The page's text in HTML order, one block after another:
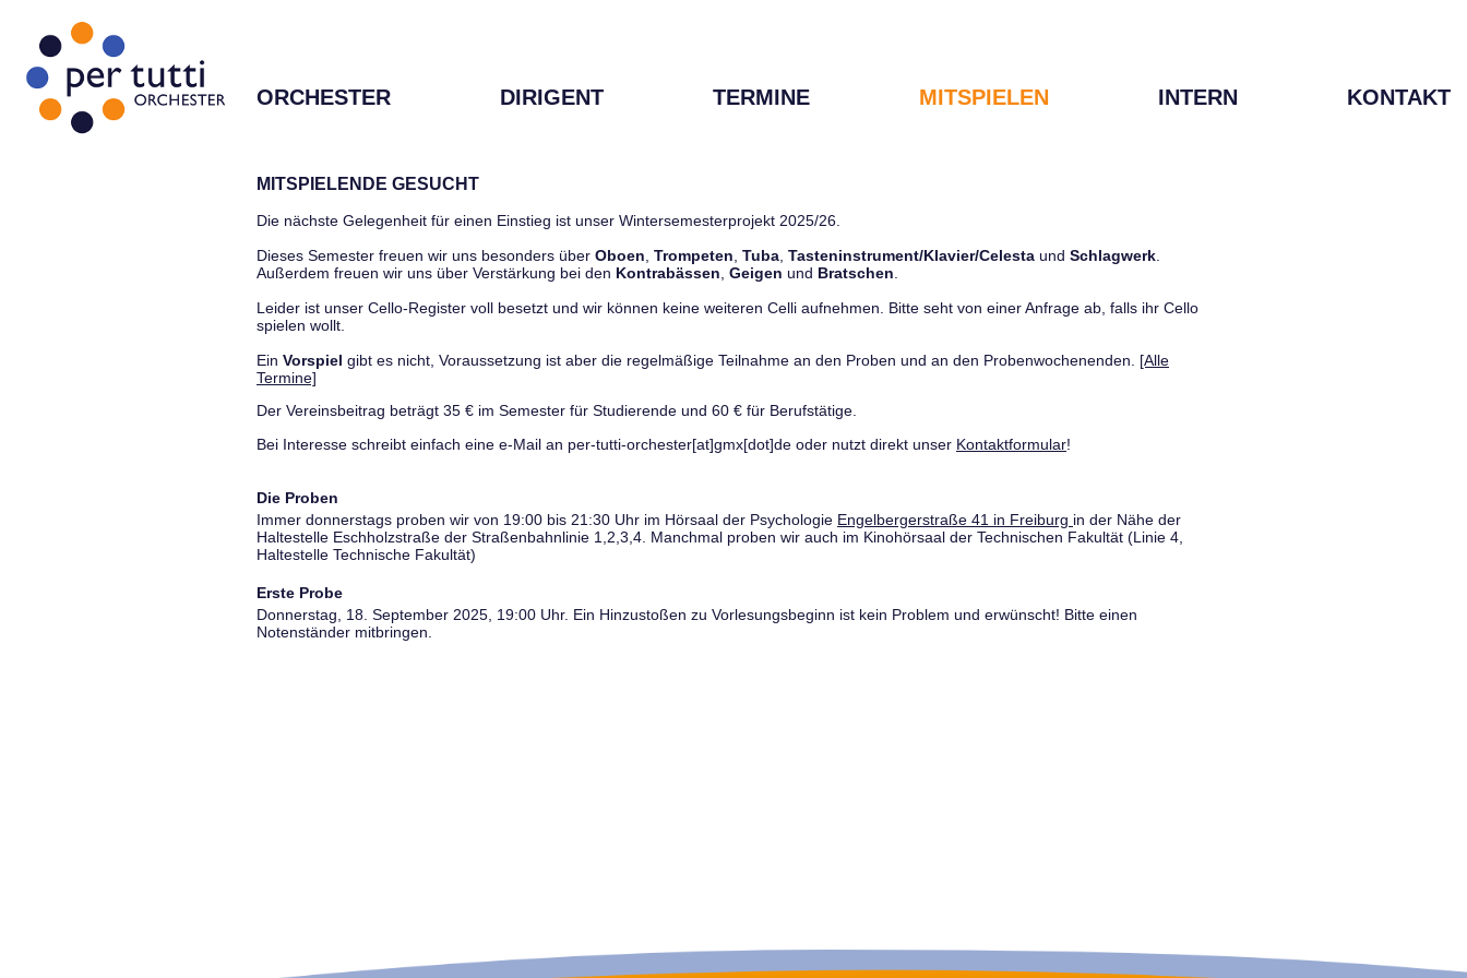
ORCHESTER DIRIGENT TERMINE MITSPIELEN INTERN KONTAKT
MITSPIELENDE GESUCHT
Die nächste Gelegenheit für einen Einstieg ist unser Wintersemesterprojekt 2025/26.
Dieses Semester freuen wir uns besonders über Oboen Trompeten Tuba Tasteninstrument/Klavier/Celesta und Schlagwerk
Außerdem freuen wir uns über Verstärkung bei den Kontrabässen Geigen und Bratschen
Leider ist unser Cello-Register voll besetzt und wir können keine weiteren Celli aufnehmen. Bitte seht von einer Anfrage ab, falls ihr Cello
spielen wollt.
Ein Vorspiel gibt es nicht, Voraussetzung ist aber die regelmäßige Teilnahme an den Proben und an den Probenwochenenden. [Alle
Termine]
Der Vereinsbeitrag beträgt 35 € im Semester für Studierende und 60 € für Berufstätige.
Bei Interesse schreibt einfach eine e-Mail an per-tutti-orchester[at]gmx[dot]de oder nutzt direkt unser Kontaktformular!
Die Proben
Immer donnerstags proben wir von 19:00 bis 21:30 Uhr im Hörsaal der Psychologie Engelbergerstraße 41 in Freiburg in der Nähe der
Haltestelle Eschholzstraße der Straßenbahnlinie 1,2,3,4. Manchmal proben wir auch im Kinohörsaal der Technischen Fakultät (Linie 4,
Haltestelle Technische Fakultät)
Erste Probe
Donnerstag, 18. September 2025, 19:00 Uhr. Ein Hinzustoßen zu Vorlesungsbeginn ist kein Problem und erwünscht! Bitte einen
Notenständer mitbringen.